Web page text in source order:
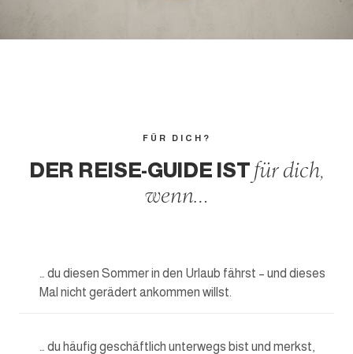
FÜR DICH?
DER REISE-GUIDE IST für dich,
wenn…
… du diesen Sommer in den Urlaub fährst – und dieses
Mal nicht gerädert ankommen willst.
… du häufig geschäftlich unterwegs bist und merkst,